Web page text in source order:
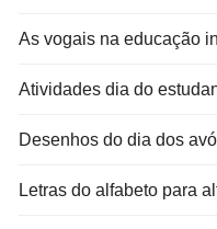
As vogais na educação
Atividades dia do
Desenhos do dia dos
Letras do alfabeto para